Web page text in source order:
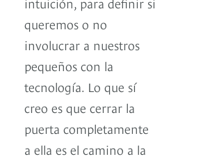
queremos o no
involucrar a nuestros
pequeños con la
tecnología. Lo que sí
creo es que cerrar la
puerta completamente
a ella es el camino a la